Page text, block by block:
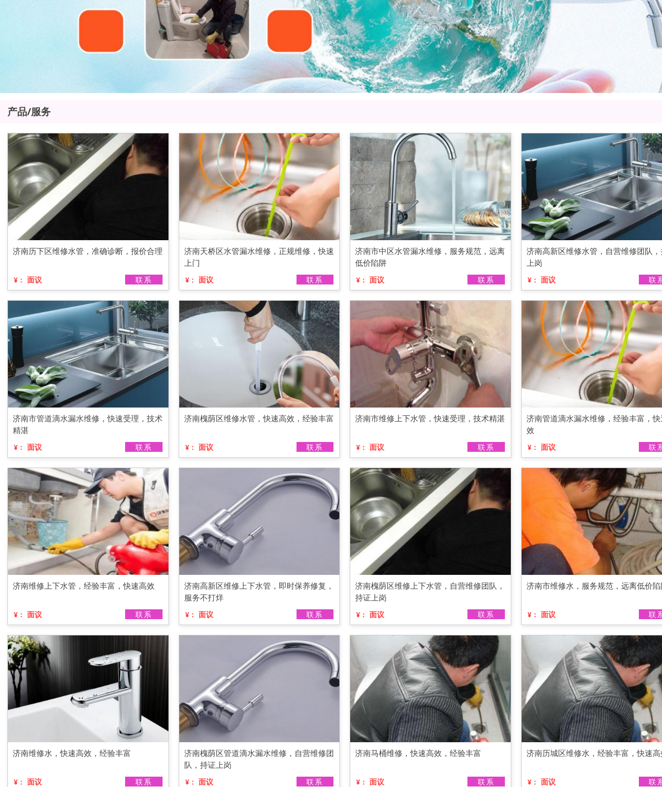
产品/服务
济南历下区维修水管，准确诊断，报价合理
¥： 面议 联系
济南天桥区水管漏水维修，正规维修，快速
上门
¥： 面议 联系
济南市中区水管漏水维修，服务规范，远离
低价陷阱
¥： 面议 联系
济南高新区维修水管，自营维修团队
上岗
¥： 面议 联
济南市管道滴水漏水维修，快速受理，技术
精湛
¥： 面议 联系
济南槐荫区维修水管，快速高效，经验丰富
¥： 面议 联系
济南市维修上下水管，快速受理，技术精湛
¥： 面议 联系
济南管道滴水漏水维修，经验丰富，
效
¥： 面议 联
济南维修上下水管，经验丰富，快速高效
¥： 面议 联系
济南高新区维修上下水管，即时保养修复，
服务不打烊
¥： 面议 联系
济南槐荫区维修上下水管，自营维修团队，
持证上岗
¥： 面议 联系
济南市维修水，服务规范，远离低价
¥： 面议 联
济南维修水，快速高效，经验丰富
¥： 面议 联系
济南槐荫区管道滴水漏水维修，自营维修团
队，持证上岗
¥： 面议 联系
济南马桶维修，快速高效，经验丰富
¥： 面议 联系
济南历城区维修水，经验丰富，快速
¥： 面议 联